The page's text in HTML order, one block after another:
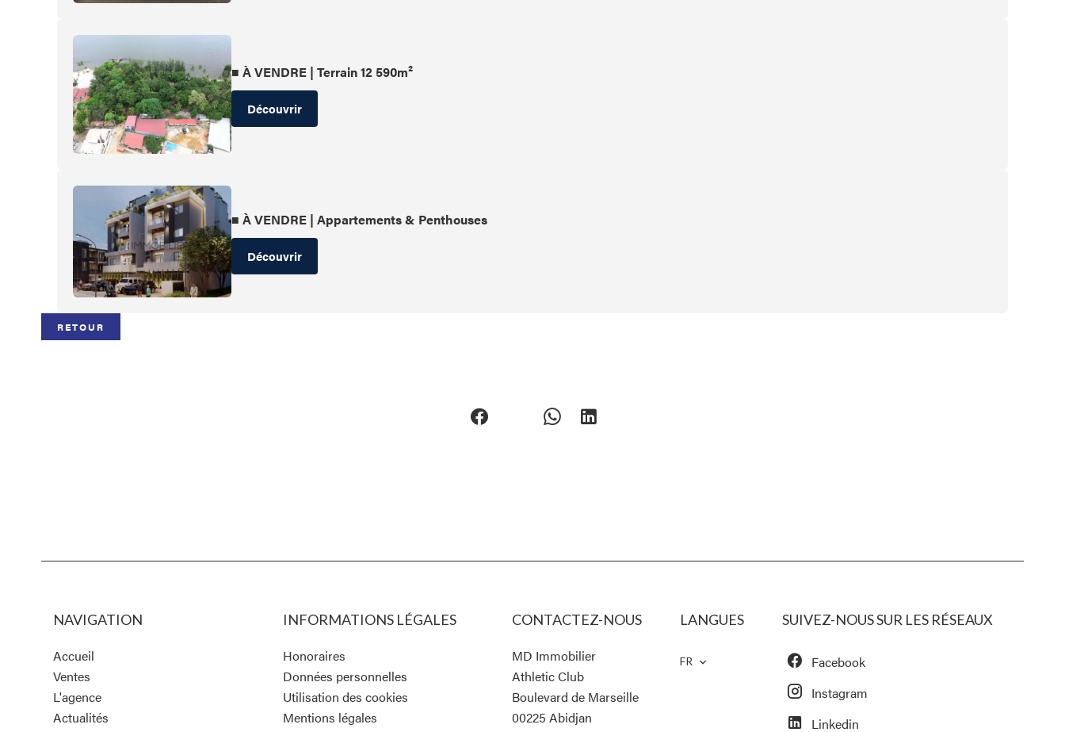
■ À VENDRE | Terrain 12 590m²
Découvrir
■ À VENDRE | Appartements & Penthouses
Découvrir
RETOUR
NAVIGATION
Accueil
Ventes
L'agence
Actualités
INFORMATIONS LÉGALES
Honoraires
Données personnelles
Utilisation des cookies
Mentions légales
CONTACTEZ-NOUS
MD Immobilier
Athletic Club
Boulevard de Marseille
00225 Abidjan
LANGUES
FR
SUIVEZ-NOUS SUR LES RÉSEAUX
Facebook
Instagram
Linkedin